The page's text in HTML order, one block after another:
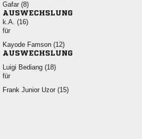
 
AUSWECHSLUNG
k.A. (16)
für
  
AUSWECHSLUNG
  
für
   